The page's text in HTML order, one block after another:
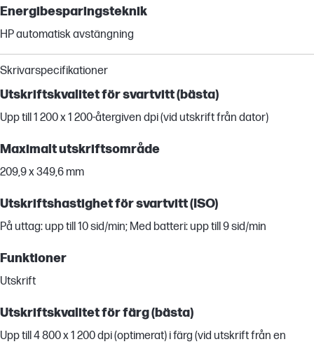
Energibesparingsteknik
HP automatisk avstängning
Skrivarspecifikationer
Utskriftskvalitet för svartvitt (bästa)
Upp till 1 200 x 1 200-återgiven dpi (vid utskrift från dator)
Maximalt utskriftsområde
209,9 x 349,6 mm
Utskriftshastighet för svartvitt (ISO)
På uttag: upp till 10 sid/min; Med batteri: upp till 9 sid/min
Funktioner
Utskrift
Utskriftskvalitet för färg (bästa)
Upp till 4 800 x 1 200 dpi (optimerat) i färg (vid utskrift från en